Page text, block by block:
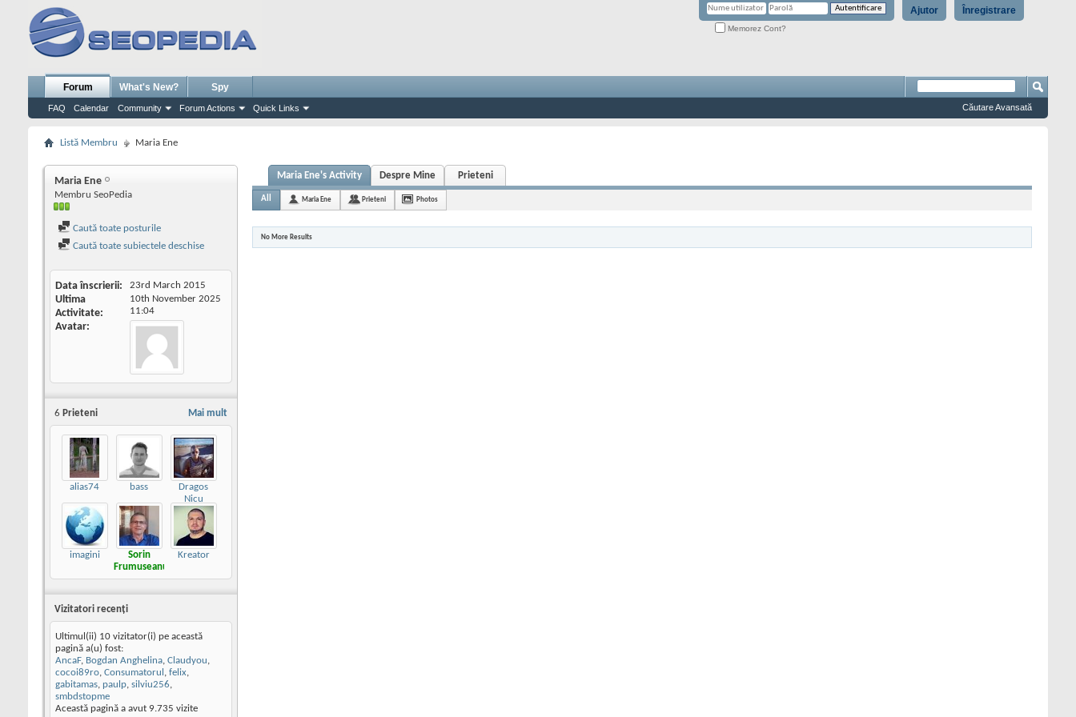
Înregistrare
Ajutor
Memorez Cont?
Forum
FAQ Calendar Community Forum Actions Quick Links
What's New? Spy
Căutare Avansată
Listă Membru Maria Ene
Maria Ene
Membru SeoPedia
Caută toate posturile
Caută toate subiectele deschise
Data înscrierii 23rd March 2015
Ultima
Activitate
10th November 2025
11:04
Avatar
Mai mult
6 Prieteni
alias74 bass
Dragos
Nicu
imagini
Sorin
Frumuseanu
Kreator
Vizitatori recenţi
Ultimul(ii) 10 vizitator(i) pe această
pagină a(u) fost:
AncaF, Bogdan Anghelina, Claudyou,
cocoi89ro, Consumatorul , felix,
gabitamas, paulp, silviu256,
smbdstopme
Această pagină a avut 9.735 vizite
Maria Ene's Activity Despre Mine Prieteni
All Maria Ene Prieteni Photos
No More Results